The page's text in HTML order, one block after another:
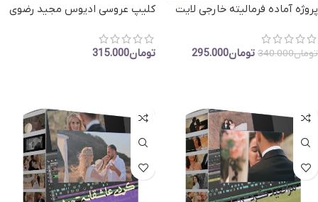
پروژه آماده فرمالیته خارجی لایت
عاشقانه خارجی
تومان340.000 تومان295.000
کلیپ عروسی ادیوس مجید رضوی
تومان315.000